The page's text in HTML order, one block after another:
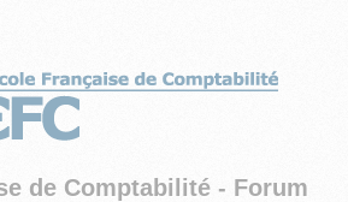
de Comptabilité - Forum